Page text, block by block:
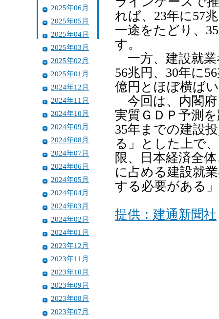
2025年06月
2025年05月
2025年04月
2025年03月
2025年02月
2025年01月
2024年12月
2024年11月
2024年10月
2024年09月
2024年08月
2024年07月
2024年06月
2024年05月
2024年04月
2024年03月
2024年02月
2024年01月
2023年12月
2023年11月
2023年10月
2023年09月
2023年08月
2023年07月
れば、23年に57
一途をたどり、
す。
一方、建設就業
56兆円、30年に
億円とほぼ横ば
今回は、内閣府
実質ＧＤＰ予測
35年までの建設
る」とした上で
限、日本経済全
に占める建設就
する必要がある
提供：建通新聞社